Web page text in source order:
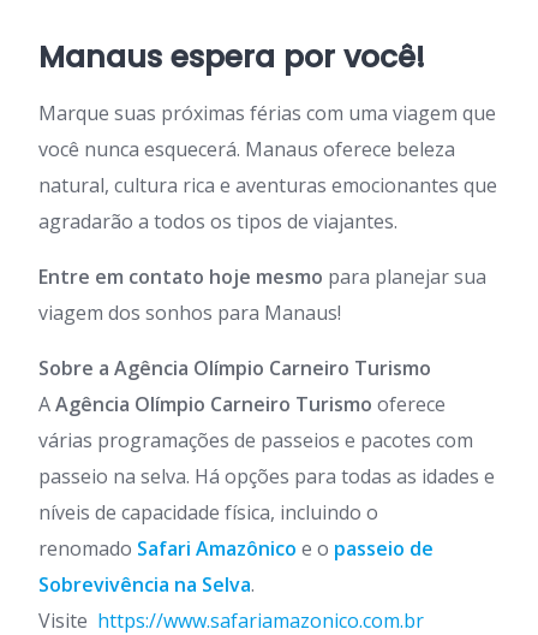
Manaus espera por você!
Marque suas próximas férias com uma viagem que
você nunca esquecerá. Manaus oferece beleza
natural, cultura rica e aventuras emocionantes que
agradarão a todos os tipos de viajantes.
Entre em contato hoje mesmo para planejar sua
viagem dos sonhos para Manaus!
Sobre a Agência Olímpio Carneiro Turismo
AAgência Olímpio Carneiro Turismo oferece
várias programações de passeios e pacotes com
passeio na selva. Há opções para todas as idades e
níveis de capacidade física, incluindo o
renomado Safari Amazônico e o passeio de
Sobrevivência na Selva.
Visite https://www.safariamazonico.com.br